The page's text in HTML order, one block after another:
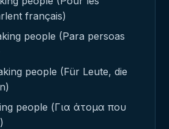
français)
people (Para persoas
people (Für Leute, die
people (Για άτομα που